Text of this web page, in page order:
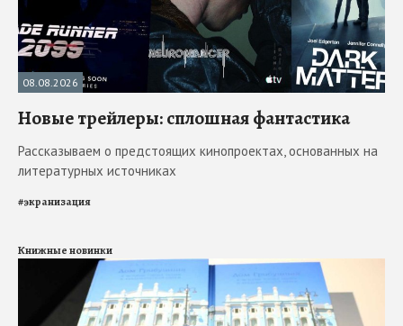
08.08.2026
Новые трейлеры: сплошная фантастика
Рассказываем о предстоящих кинопроектах, основанных на
литературных источниках
#экранизация
Книжные новинки